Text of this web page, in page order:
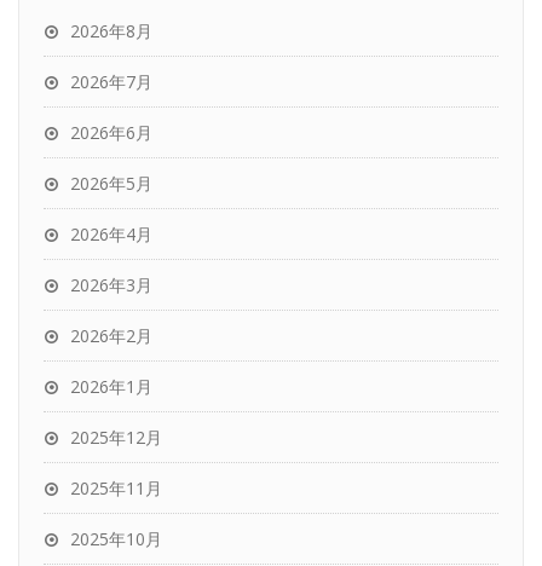
2026年8月
2026年7月
2026年6月
2026年5月
2026年4月
2026年3月
2026年2月
2026年1月
2025年12月
2025年11月
2025年10月